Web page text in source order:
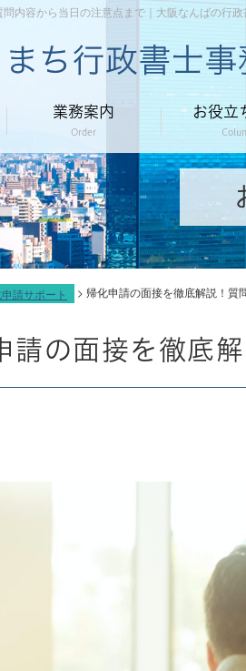
内容から当日の注意点まで｜大阪なんばの行政
業務案内
Order
お役立
請サポート > 帰化申請の面接を徹底解説！質
請の面接を徹底